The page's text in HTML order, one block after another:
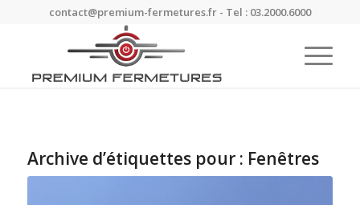
contact@premium-fermetures.fr - Tel : 03.2000.6000
Archive d’étiquettes pour : Fenêtres